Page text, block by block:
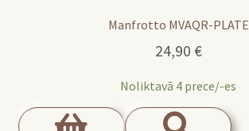
Manfrotto MVAQR-PLATE
24,90 €
Noliktavā 4 prece/-es